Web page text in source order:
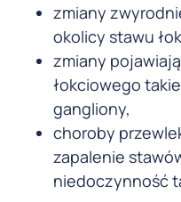
zmiany
okolicy stawu
zmiany
łokciowego
gangliony,
choroby
zapalenie
niedoczynność